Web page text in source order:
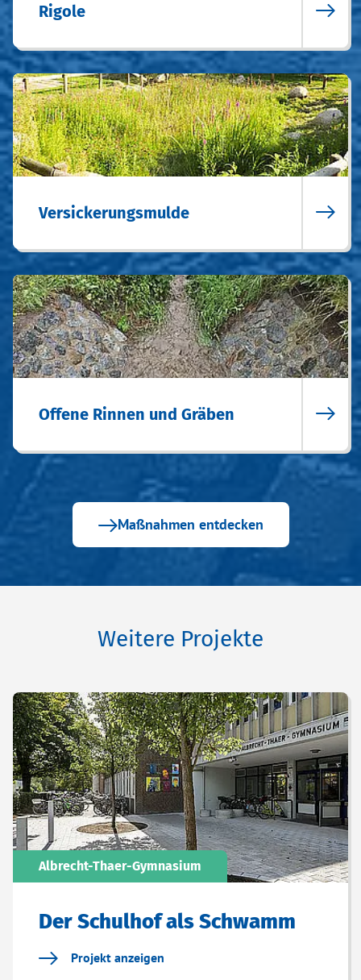
Rigole
Versickerungsmulde
Offene Rinnen und Gräben
Maßnahmen entdecken
Weitere Projekte
Albrecht-Thaer-Gymnasium
Der Schulhof als Schwamm
Projekt anzeigen